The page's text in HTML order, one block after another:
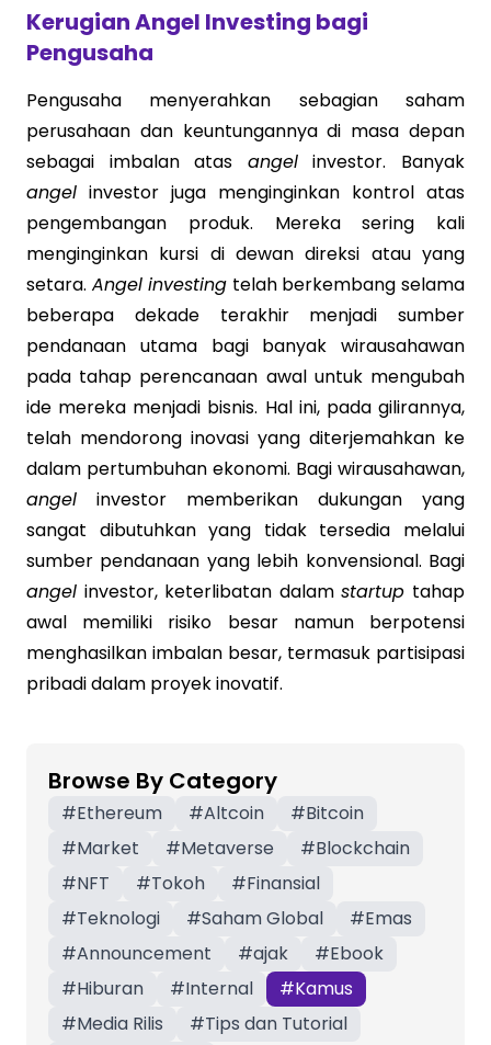
Kerugian Angel Investing bagi
Pengusaha
Pengusaha menyerahkan sebagian saham
perusahaan dan keuntungannya di masa depan
sebagai imbalan atas angelinvestor. Banyak
angel investor juga menginginkan kontrol atas
pengembangan produk. Mereka sering kali
menginginkan kursi di dewan direksi atau yang
setara. Angel investing telah berkembang selama
beberapa dekade terakhir menjadi sumber
pendanaan utama bagi banyak wirausahawan
pada tahap perencanaan awal untuk mengubah
ide mereka menjadi bisnis. Hal ini, pada gilirannya,
telah mendorong inovasi yang diterjemahkan ke
dalam pertumbuhan ekonomi. Bagi wirausahawan,
angel investor memberikan dukungan yang
sangat dibutuhkan yang tidak tersedia melalui
sumber pendanaan yang lebih konvensional. Bagi
angel investor, keterlibatan dalamstartup tahap
awal memiliki risiko besar namun berpotensi
menghasilkan imbalan besar, termasuk partisipasi
pribadi dalam proyek inovatif.
Browse By Category
#Ethereum #Altcoin #Bitcoin
#Market #Metaverse #Blockchain
#NFT #Tokoh #Finansial
#Teknologi #Saham Global #Emas
#Announcement #ajak #Ebook
#Hiburan #Internal #Kamus
#Media Rilis #Tips dan Tutorial